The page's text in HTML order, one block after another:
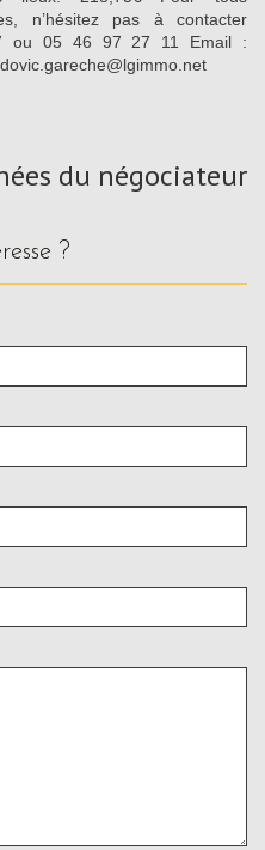
n’hésitez pas à contacter
ou 05 46 97 27 11 Email :
du négociateur
?